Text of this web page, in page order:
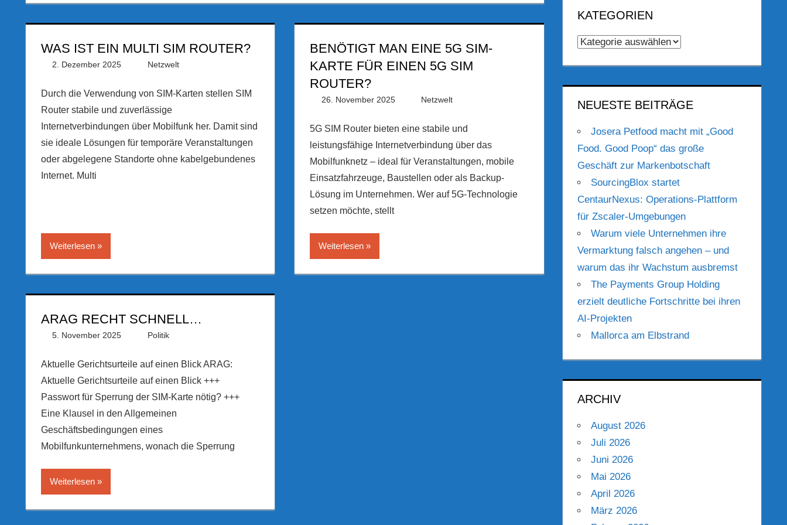
WAS IST EIN MULTI SIM ROUTER?
2. Dezember 2025 PRGateway
Netzwelt
Durch die Verwendung von SIM-Karten stellen SIM
Router stabile und zuverlässige
Internetverbindungen über Mobilfunk her. Damit sind
sie ideale Lösungen für temporäre Veranstaltungen
oder abgelegene Standorte ohne kabelgebundenes
Internet. Multi
Weiterlesen
BENÖTIGT MAN EINE 5G SIM-
KARTE FÜR EINEN 5G SIM
ROUTER?
26. November 2025 PRGateway
Netzwelt
5G SIM Router bieten eine stabile und
leistungsfähige Internetverbindung über das
Mobilfunknetz – ideal für Veranstaltungen, mobile
Einsatzfahrzeuge, Baustellen oder als Backup-
Lösung im Unternehmen. Wer auf 5G-Technologie
setzen möchte, stellt
Weiterlesen
ARAG RECHT SCHNELL…
5. November 2025 PRGateway
Politik
Aktuelle Gerichtsurteile auf einen Blick ARAG:
Aktuelle Gerichtsurteile auf einen Blick +++
Passwort für Sperrung der SIM-Karte nötig? +++
Eine Klausel in den Allgemeinen
Geschäftsbedingungen eines
Mobilfunkunternehmens, wonach die Sperrung
Weiterlesen
KATEGORIEN
Kategorien
NEUESTE BEITRÄGE
Josera Petfood macht mit „Good
Food. Good Poop“ das große
Geschäft zur Markenbotschaft
SourcingBlox startet
CentaurNexus: Operations-Plattform
für Zscaler-Umgebungen
Warum viele Unternehmen ihre
Vermarktung falsch angehen – und
warum das ihr Wachstum ausbremst
The Payments Group Holding
erzielt deutliche Fortschritte bei ihren
AI-Projekten
Mallorca am Elbstrand
ARCHIV
August 2026
Juli 2026
Juni 2026
Mai 2026
April 2026
März 2026